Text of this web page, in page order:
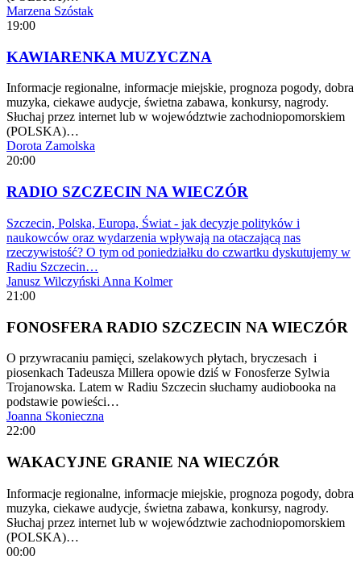
Marzena Szóstak
19:00
KAWIARENKA MUZYCZNA
Informacje regionalne, informacje miejskie, prognoza pogody, dobra
muzyka, ciekawe audycje, świetna zabawa, konkursy, nagrody.
Słuchaj przez internet lub w województwie zachodniopomorskiem
(POLSKA)…
Dorota Zamolska
20:00
RADIO SZCZECIN NA WIECZÓR
Szczecin, Polska, Europa, Świat - jak decyzje polityków i
naukowców oraz wydarzenia wpływają na otaczającą nas
rzeczywistość? O tym od poniedziałku do czwartku dyskutujemy w
Radiu Szczecin…
Janusz Wilczyński Anna Kolmer
21:00
FONOSFERA RADIO SZCZECIN NA WIECZÓR
O przywracaniu pamięci, szelakowych płytach, bryczesach i
piosenkach Tadeusza Millera opowie dziś w Fonosferze Sylwia
Trojanowska. Latem w Radiu Szczecin słuchamy audiobooka na
podstawie powieści…
Joanna Skonieczna
22:00
WAKACYJNE GRANIE NA WIECZÓR
Informacje regionalne, informacje miejskie, prognoza pogody, dobra
muzyka, ciekawe audycje, świetna zabawa, konkursy, nagrody.
Słuchaj przez internet lub w województwie zachodniopomorskiem
(POLSKA)…
00:00